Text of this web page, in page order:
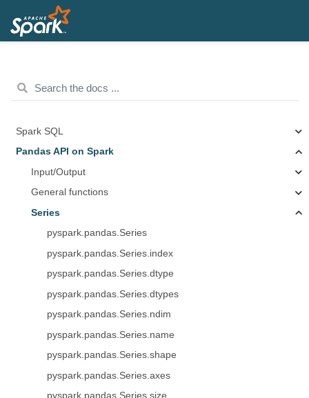
Spark SQL
Pandas API on Spark
Input/Output
General functions
Series
pyspark.pandas.Series
pyspark.pandas.Series.index
pyspark.pandas.Series.dtype
pyspark.pandas.Series.dtypes
pyspark.pandas.Series.ndim
pyspark.pandas.Series.name
pyspark.pandas.Series.shape
pyspark.pandas.Series.axes
pyspark.pandas.Series.size